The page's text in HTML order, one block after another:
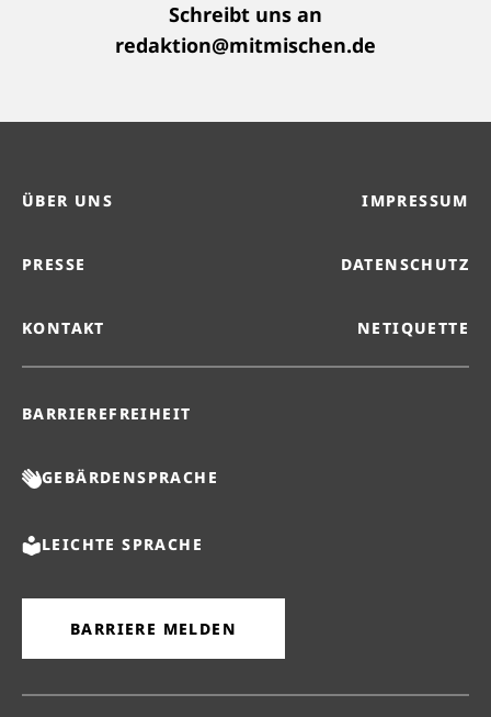
Schreibt uns an
redaktion@mitmischen.de
ÜBER UNS IMPRESSUM
PRESSE DATENSCHUTZ
KONTAKT NETIQUETTE
BARRIEREFREIHEIT
GEBÄRDENSPRACHE
LEICHTE SPRACHE
BARRIERE MELDEN